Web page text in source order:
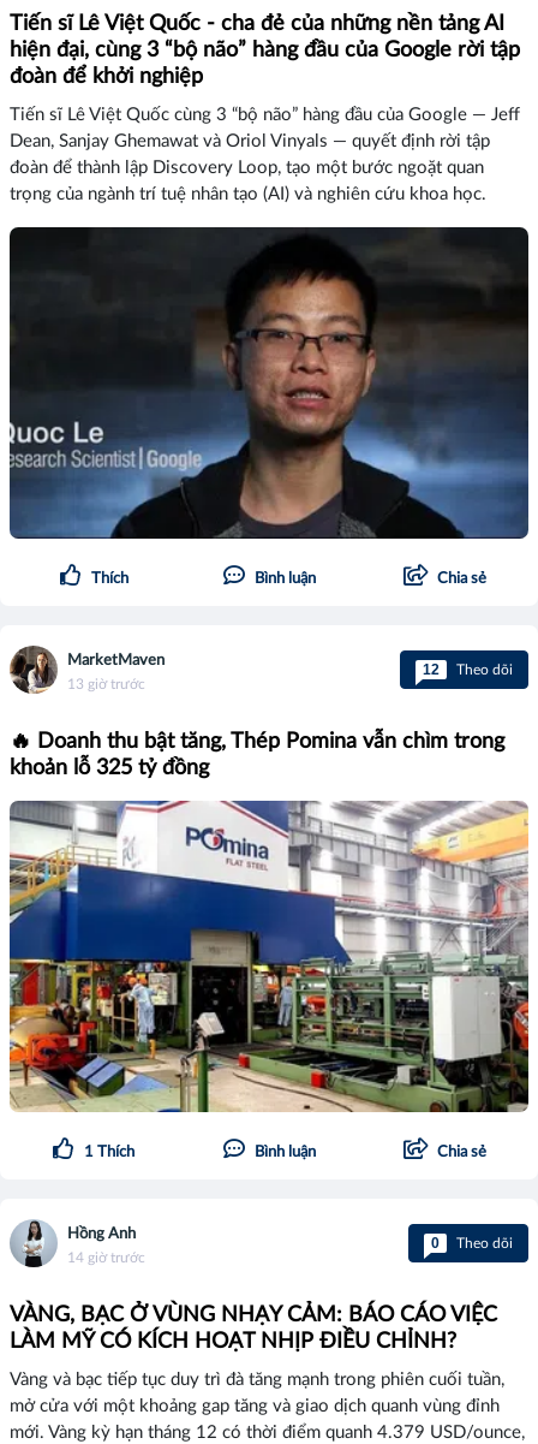
Tiến sĩ Lê Việt Quốc - cha đẻ của những nền tảng AI
hiện đại, cùng 3 “bộ não” hàng đầu của Google rời tập
đoàn để khởi nghiệp
Tiến sĩ Lê Việt Quốc cùng 3 “bộ não” hàng đầu của Google — Jeff
Dean, Sanjay Ghemawat và Oriol Vinyals — quyết định rời tập
đoàn để thành lập Discovery Loop, tạo một bước ngoặt quan
trọng của ngành trí tuệ nhân tạo (AI) và nghiên cứu khoa học.
Thích Bình luận Chia sẻ
MarketMaven
13 giờ trước
12 Theo dõi
🔥 Doanh thu bật tăng, Thép Pomina vẫn chìm trong
khoản lỗ 325 tỷ đồng
1 Thích Bình luận Chia sẻ
Hồng Anh
14 giờ trước
0 Theo dõi
VÀNG, BẠC Ở VÙNG NHẠY CẢM: BÁO CÁO VIỆC
LÀM MỸ CÓ KÍCH HOẠT NHỊP ĐIỀU CHỈNH?
Vàng và bạc tiếp tục duy trì đà tăng mạnh trong phiên cuối tuần,
mở cửa với một khoảng gap tăng và giao dịch quanh vùng đỉnh
mới. Vàng kỳ hạn tháng 12 có thời điểm quanh 4.379 USD/ounce,